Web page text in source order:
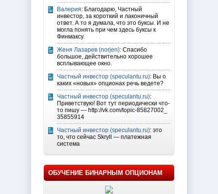
Валерия: Благодарю, Частный
инвестор, за короткий и лаконичный
ответ. А то я думала, что это буксы. И не
могла понять при чем здесь буксы к
Финмаксу.
Женя Лазарев (norjen): Спасибо
большое, действительно хорошее
всплывающее окно.
Частный инвестор (speculantu.ru): Вы о
каких «новых» опционах речь ведете?
Частный инвестор (speculantu.ru):
Приветствую! Вот тут периодически что-
то пишу — http://vk.com/topic-85827002_
35855914
Частный инвестор (speculantu.ru): это
то, что сейчас Skryll — платежная
система
ОБУЧЕНИЕ БИНАРНЫМ ОПЦИОНАМ